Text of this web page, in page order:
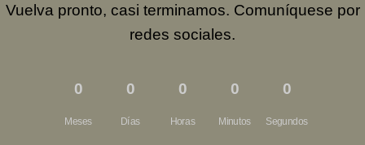
Vuelva pronto, casi terminamos. Comuníquese por
redes sociales.
0
Meses
0
Días
0
Horas
0
Minutos
0
Segundos